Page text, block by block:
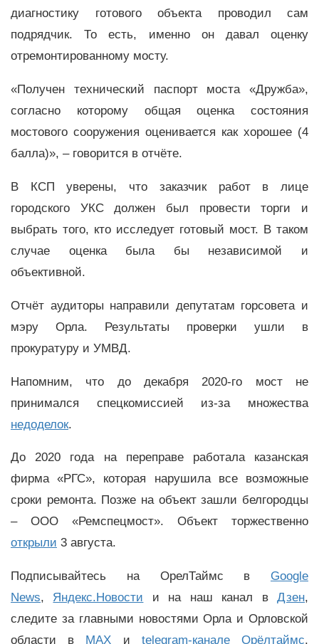
диагностику готового объекта проводил сам
подрядчик. То есть, именно он давал оценку
отремонтированному мосту.
«Получен технический паспорт моста «Дружба»,
согласно которому общая оценка состояния
мостового сооружения оценивается как хорошее (4
балла)», – говорится в отчёте.
В КСП уверены, что заказчик работ в лице
городского УКС должен был провести торги и
выбрать того, кто исследует готовый мост. В таком
случае оценка была бы независимой и
объективной.
Отчёт аудиторы направили депутатам горсовета и
мэру Орла. Результаты проверки ушли в
прокуратуру и УМВД.
Напомним, что до декабря 2020-го мост не
принимался спецкомиссией из-за множества
недоделок.
До 2020 года на переправе работала казанская
фирма «РГС», которая нарушила все возможные
сроки ремонта. Позже на объект зашли белгородцы
– ООО «Ремспецмост». Объект торжественно
открыли 3 августа.
Подписывайтесь на ОрелТаймс в Google
News, Яндекс.Новости и на наш канал вДзен,
следите за главными новостями Орла и Орловской
области в MAX и telegram-канале Орёлтаймс.